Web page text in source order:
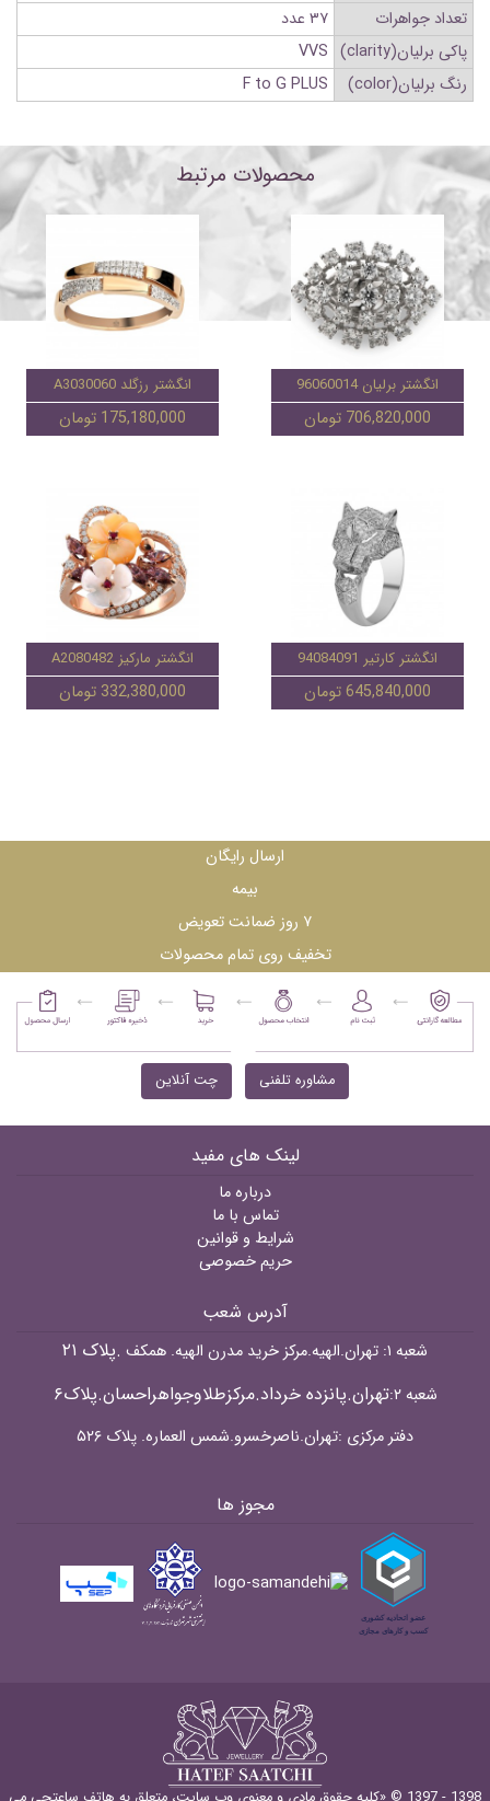
تعداد جواهرات
۳۷ عدد
پاکی برلیان(clarity)
VVS
رنگ برلیان(color)
F to G PLUS
محصولات مرتبط
انگشتر برلیان 96060014
706,820,000 تومان
انگشتر رزگلد A3030060
175,180,000 تومان
انگشتر کارتیر 94084091
645,840,000 تومان
انگشتر مارکیز A2080482
332,380,000 تومان
ارسال رایگان
بیمه
۷ روز ضمانت تعویض
تخفیف روی تمام محصولات
مشاوره تلفنی چت آنلاین
لینک های مفید
درباره ما
تماس با ما
شرایط و قوانین
حریم خصوصی
آدرس شعب
شعبه ۱: تهران.الهیه.مرکز خرید مدرن الهیه. همکف .پلاک ۲۱
شعبه ۲: تهران.پانزده خرداد.مرکزطلاوجواهراحسان.پلاک۶
دفتر مرکزی :تهران.ناصرخسرو.شمس العماره. پلاک ۵۲۶
مجوز ها